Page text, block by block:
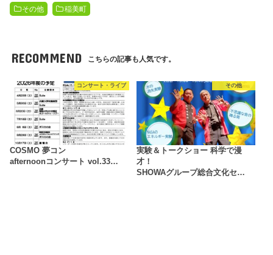
その他 稲美町
RECOMMEND こちらの記事も人気です。
コンサート・ライブ
COSMO 夢コン
afternoonコンサート vol.33…
その他
実験＆トークショー 科学で漫
才！
SHOWAグループ総合文化セ…